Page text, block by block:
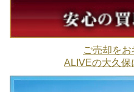
ご売却を
ALIVEの大久保